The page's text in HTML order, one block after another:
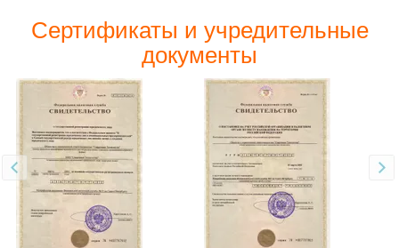
Сертификаты и учредительные
документы